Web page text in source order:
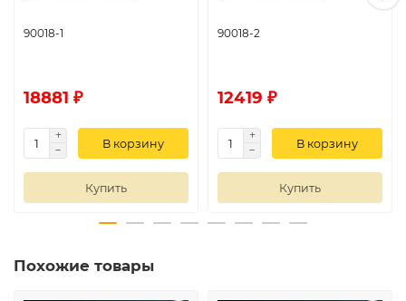
90018-1
18881 ₽
В корзину
Купить
90018-2
12419 ₽
В корзину
Купить
Похожие товары